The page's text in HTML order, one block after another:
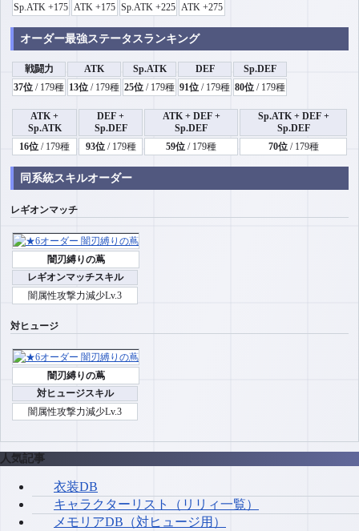
Sp.ATK +175 ATK +175 Sp.ATK +225 ATK +275
オーダー最強ステータスランキング
戦闘力 ATK Sp.ATK DEF
Sp.DEF
37位 / 179種 13位 / 179種 25位 / 179種 91位 / 179種 80位 / 179種
ATK +
Sp.ATK
DEF +
Sp.DEF
ATK + DEF +
Sp.DEF
Sp.ATK + DEF +
Sp.DEF
16位 / 179種 93位/ 179種 59位 / 179種 70位/ 179種
同系統スキルオーダー
レギオンマッチ
闇刃縛りの蔦
レギオンマッチスキル
闇属性攻撃力減少Lv.3
対ヒュージ
闇刃縛りの蔦
対ヒュージスキル
闇属性攻撃力減少Lv.3
人気記事
衣装DB
キャラクターリスト（リリィ一覧）
メモリアDB（対ヒュージ用）